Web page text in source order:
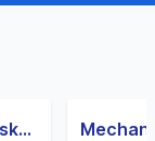
Ustawiacz maszyn i urządzeń (wtryskarki) - Leun - Najlepsza oferta! (m/k/d)